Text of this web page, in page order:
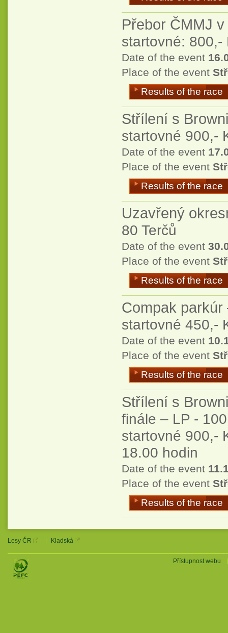
Přebor ČMMJ
startovné: 800,-
Date of the event
Place of the event
Results of the race
Střílení s
startovné 900,-
Date of the event
Place of the event
Results of the race
Uzavřený
80 Terčů
Date of the event
Place of the event
Results of the race
Compak parkúr
startovné 450,-
Date of the event
Place of the event
Results of the race
Střílení s
finále – LP -
startovné 900,-
18.00 hodin
Date of the event
Place of the event
Results of the race
Lesy ČR Kladská
Přístupnost webu